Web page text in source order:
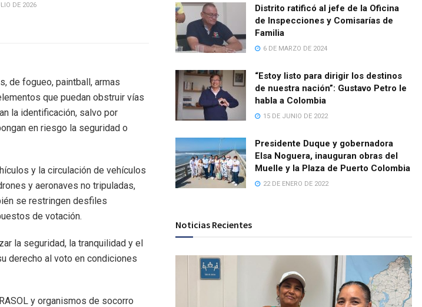
DE 2026
de fogueo, paintball, armas
que puedan obstruir vías
la identificación, salvo por
en riesgo la seguridad o
y la circulación de vehículos
y aeronaves no tripuladas,
se restringen desfiles
de votación.
la seguridad, la tranquilidad y el
derecho al voto en condiciones
y organismos de socorro
Distrito ratificó al jefe de la Oficina
de Inspecciones y Comisarías de
Familia
6 DE MARZO DE 2024
“Estoy listo para dirigir los destinos
de nuestra nación”: Gustavo Petro le
habla a Colombia
15 DE JUNIO DE 2022
Presidente Duque y gobernadora
Elsa Noguera, inauguran obras del
Muelle y la Plaza de Puerto Colombia
22 DE ENERO DE 2022
Noticias Recientes